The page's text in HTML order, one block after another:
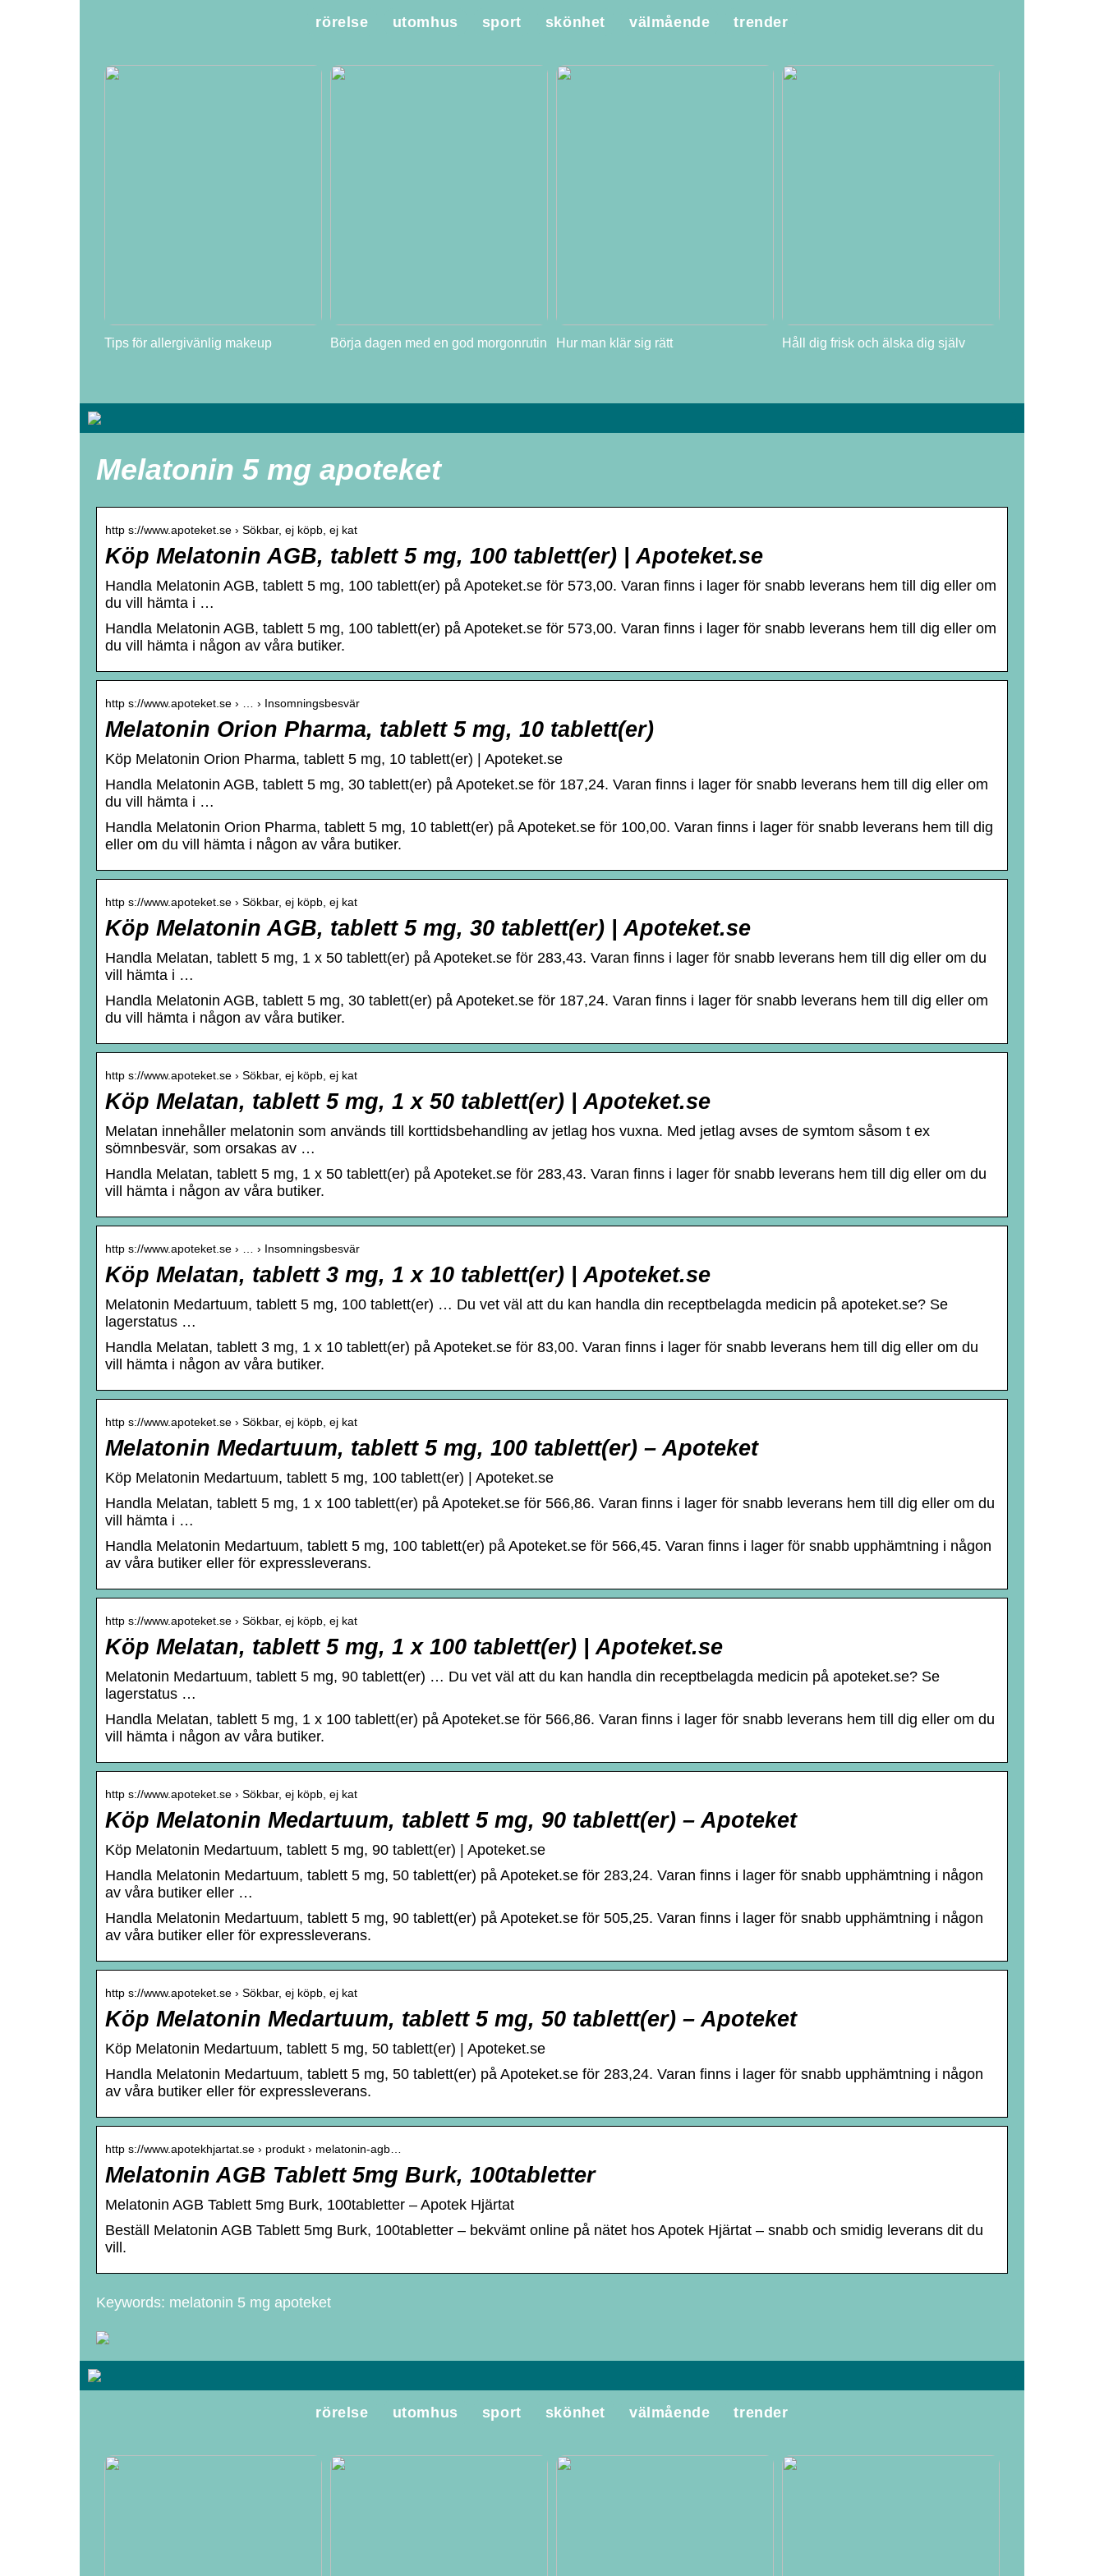
rörelse utomhus sport skönhet välmående trender
Tips för allergivänlig makeup Börja dagen med en god morgonrutin Hur man klär sig rätt Håll dig frisk och älska dig själv
Melatonin 5 mg apoteket
http s://www.apoteket.se › Sökbar, ej köpb, ej kat
Köp Melatonin AGB, tablett 5 mg, 100 tablett(er) | Apoteket.se
Handla Melatonin AGB, tablett 5 mg, 100 tablett(er) på Apoteket.se för 573,00. Varan finns i lager för snabb leverans hem till dig eller om
du vill hämta i …
Handla Melatonin AGB, tablett 5 mg, 100 tablett(er) på Apoteket.se för 573,00. Varan finns i lager för snabb leverans hem till dig eller om
du vill hämta i någon av våra butiker.
http s://www.apoteket.se › … › Insomningsbesvär
Melatonin Orion Pharma, tablett 5 mg, 10 tablett(er)
Köp Melatonin Orion Pharma, tablett 5 mg, 10 tablett(er) | Apoteket.se
Handla Melatonin AGB, tablett 5 mg, 30 tablett(er) på Apoteket.se för 187,24. Varan finns i lager för snabb leverans hem till dig eller om
du vill hämta i …
Handla Melatonin Orion Pharma, tablett 5 mg, 10 tablett(er) på Apoteket.se för 100,00. Varan finns i lager för snabb leverans hem till dig
eller om du vill hämta i någon av våra butiker.
http s://www.apoteket.se › Sökbar, ej köpb, ej kat
Köp Melatonin AGB, tablett 5 mg, 30 tablett(er) | Apoteket.se
Handla Melatan, tablett 5 mg, 1 x 50 tablett(er) på Apoteket.se för 283,43. Varan finns i lager för snabb leverans hem till dig eller om du
vill hämta i …
Handla Melatonin AGB, tablett 5 mg, 30 tablett(er) på Apoteket.se för 187,24. Varan finns i lager för snabb leverans hem till dig eller om
du vill hämta i någon av våra butiker.
http s://www.apoteket.se › Sökbar, ej köpb, ej kat
Köp Melatan, tablett 5 mg, 1 x 50 tablett(er) | Apoteket.se
Melatan innehåller melatonin som används till korttidsbehandling av jetlag hos vuxna. Med jetlag avses de symtom såsom t ex
sömnbesvär, som orsakas av …
Handla Melatan, tablett 5 mg, 1 x 50 tablett(er) på Apoteket.se för 283,43. Varan finns i lager för snabb leverans hem till dig eller om du
vill hämta i någon av våra butiker.
http s://www.apoteket.se › … › Insomningsbesvär
Köp Melatan, tablett 3 mg, 1 x 10 tablett(er) | Apoteket.se
Melatonin Medartuum, tablett 5 mg, 100 tablett(er) … Du vet väl att du kan handla din receptbelagda medicin på apoteket.se? Se
lagerstatus …
Handla Melatan, tablett 3 mg, 1 x 10 tablett(er) på Apoteket.se för 83,00. Varan finns i lager för snabb leverans hem till dig eller om du
vill hämta i någon av våra butiker.
http s://www.apoteket.se › Sökbar, ej köpb, ej kat
Melatonin Medartuum, tablett 5 mg, 100 tablett(er) – Apoteket
Köp Melatonin Medartuum, tablett 5 mg, 100 tablett(er) | Apoteket.se
Handla Melatan, tablett 5 mg, 1 x 100 tablett(er) på Apoteket.se för 566,86. Varan finns i lager för snabb leverans hem till dig eller om du
vill hämta i …
Handla Melatonin Medartuum, tablett 5 mg, 100 tablett(er) på Apoteket.se för 566,45. Varan finns i lager för snabb upphämtning i någon
av våra butiker eller för expressleverans.
http s://www.apoteket.se › Sökbar, ej köpb, ej kat
Köp Melatan, tablett 5 mg, 1 x 100 tablett(er) | Apoteket.se
Melatonin Medartuum, tablett 5 mg, 90 tablett(er) … Du vet väl att du kan handla din receptbelagda medicin på apoteket.se? Se
lagerstatus …
Handla Melatan, tablett 5 mg, 1 x 100 tablett(er) på Apoteket.se för 566,86. Varan finns i lager för snabb leverans hem till dig eller om du
vill hämta i någon av våra butiker.
http s://www.apoteket.se › Sökbar, ej köpb, ej kat
Köp Melatonin Medartuum, tablett 5 mg, 90 tablett(er) – Apoteket
Köp Melatonin Medartuum, tablett 5 mg, 90 tablett(er) | Apoteket.se
Handla Melatonin Medartuum, tablett 5 mg, 50 tablett(er) på Apoteket.se för 283,24. Varan finns i lager för snabb upphämtning i någon
av våra butiker eller …
Handla Melatonin Medartuum, tablett 5 mg, 90 tablett(er) på Apoteket.se för 505,25. Varan finns i lager för snabb upphämtning i någon
av våra butiker eller för expressleverans.
http s://www.apoteket.se › Sökbar, ej köpb, ej kat
Köp Melatonin Medartuum, tablett 5 mg, 50 tablett(er) – Apoteket
Köp Melatonin Medartuum, tablett 5 mg, 50 tablett(er) | Apoteket.se
Handla Melatonin Medartuum, tablett 5 mg, 50 tablett(er) på Apoteket.se för 283,24. Varan finns i lager för snabb upphämtning i någon
av våra butiker eller för expressleverans.
http s://www.apotekhjartat.se › produkt › melatonin-agb…
Melatonin AGB Tablett 5mg Burk, 100tabletter
Melatonin AGB Tablett 5mg Burk, 100tabletter – Apotek Hjärtat
Beställ Melatonin AGB Tablett 5mg Burk, 100tabletter – bekvämt online på nätet hos Apotek Hjärtat – snabb och smidig leverans dit du
vill.
Keywords: melatonin 5 mg apoteket
rörelse utomhus sport skönhet välmående trender